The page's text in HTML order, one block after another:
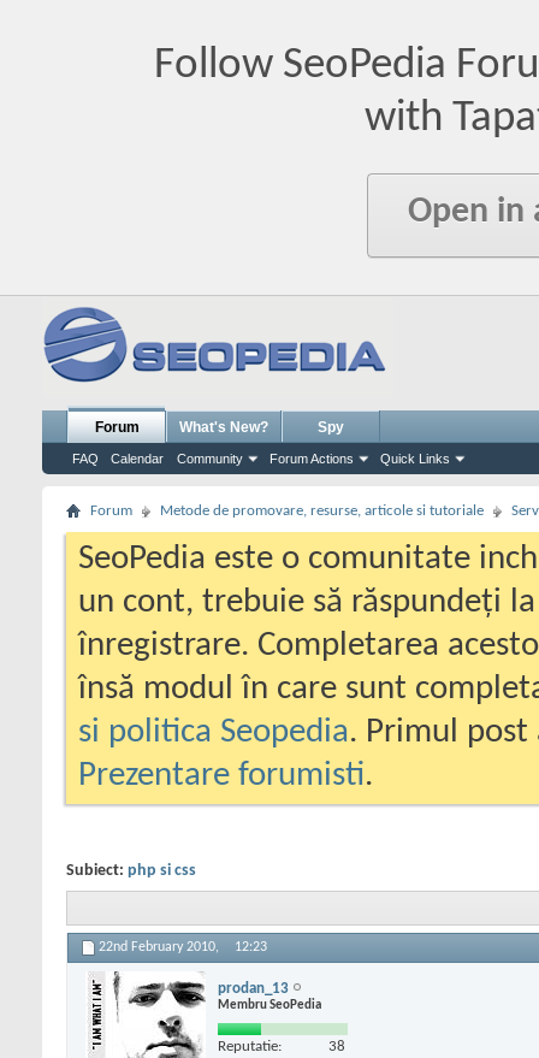
Follow SeoPedia
with
Open in
Forum
FAQ Calendar Community Forum Actions Quick Links
What's New? Spy
Forum Metode de promovare, resurse, articole si tutoriale
SeoPedia este o comunitate
un cont, trebuie să răspundeți
înregistrare. Completarea
însă modul în care sunt
si politica Seopedia. Primul
Prezentare forumisti.
Subiect: php si css
22nd February 2010, 12:23
prodan_13
Membru SeoPedia
Reputatie: 38